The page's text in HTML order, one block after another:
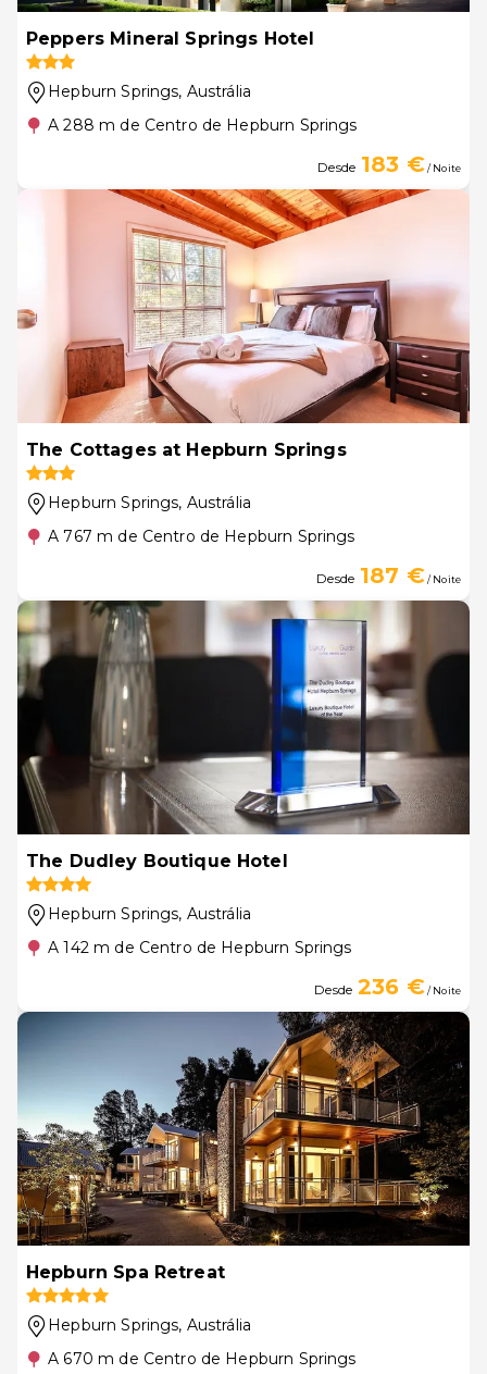
Peppers Mineral Springs Hotel
Hepburn Springs, Austrália
A 288 m de Centro de Hepburn Springs
Desde 183 €/ Noite
The Cottages at Hepburn Springs
Hepburn Springs, Austrália
A 767 m de Centro de Hepburn Springs
Desde 187 €/ Noite
The Dudley Boutique Hotel
Hepburn Springs, Austrália
A 142 m de Centro de Hepburn Springs
Desde 236 €/ Noite
Hepburn Spa Retreat
Hepburn Springs, Austrália
A 670 m de Centro de Hepburn Springs